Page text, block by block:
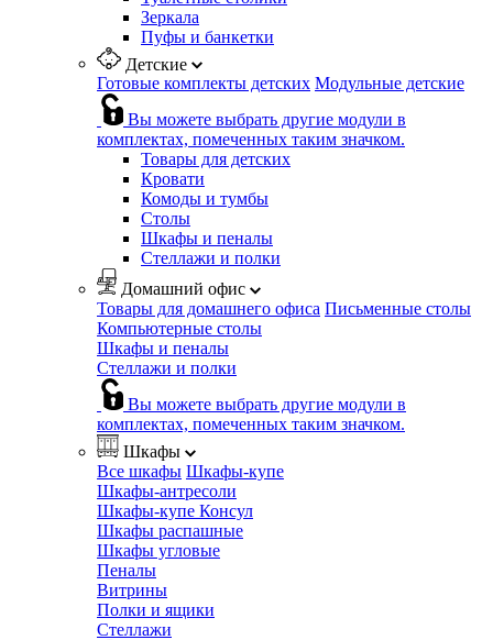
Зеркала
Пуфы и банкетки
Детские
Готовые комплекты детских Модульные детские
Вы можете выбрать другие модули в
комплектах, помеченных таким значком.
Товары для детских
Кровати
Комоды и тумбы
Столы
Шкафы и пеналы
Стеллажи и полки
Домашний офис
Товары для домашнего офиса Письменные столы
Компьютерные столы
Шкафы и пеналы
Стеллажи и полки
Вы можете выбрать другие модули в
комплектах, помеченных таким значком.
Шкафы
Все шкафы Шкафы-купе
Шкафы-антресоли
Шкафы-купе Консул
Шкафы распашные
Шкафы угловые
Пеналы
Витрины
Полки и ящики
Стеллажи